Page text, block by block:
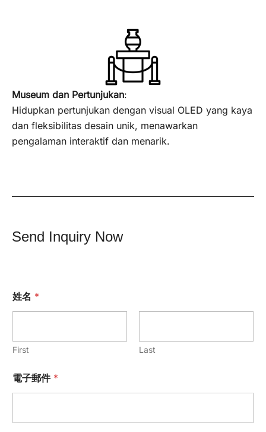
Museum dan Pertunjukan:
Hidupkan pertunjukan dengan visual OLED yang kaya
dan fleksibilitas desain unik, menawarkan
pengalaman interaktif dan menarik.
Send Inquiry Now
姓名 *
First Last
電子郵件 *